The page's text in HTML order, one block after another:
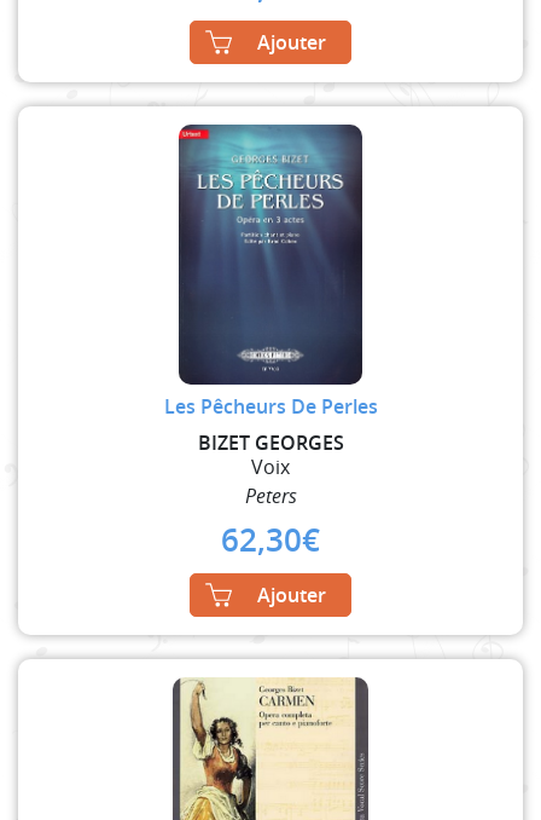
Ajouter
Les Pêcheurs De Perles
BIZET GEORGES
Voix
Peters
62,30€
Ajouter